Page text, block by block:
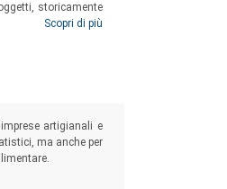
storicamente
ecosistema che
Scopri di più
artigianali e
ma anche per